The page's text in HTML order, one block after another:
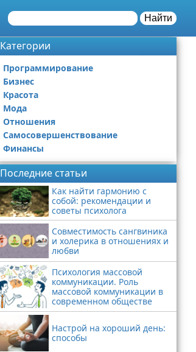
Найти
Категории
Программирование
Бизнес
Красота
Мода
Отношения
Самосовершенствование
Финансы
Последние статьи
Как найти гармонию с
собой: рекомендации и
советы психолога
Совместимость сангвиника
и холерика в отношениях и
любви
Психология массовой
коммуникации. Роль
массовой коммуникации в
современном обществе
Настрой на хороший день:
способы